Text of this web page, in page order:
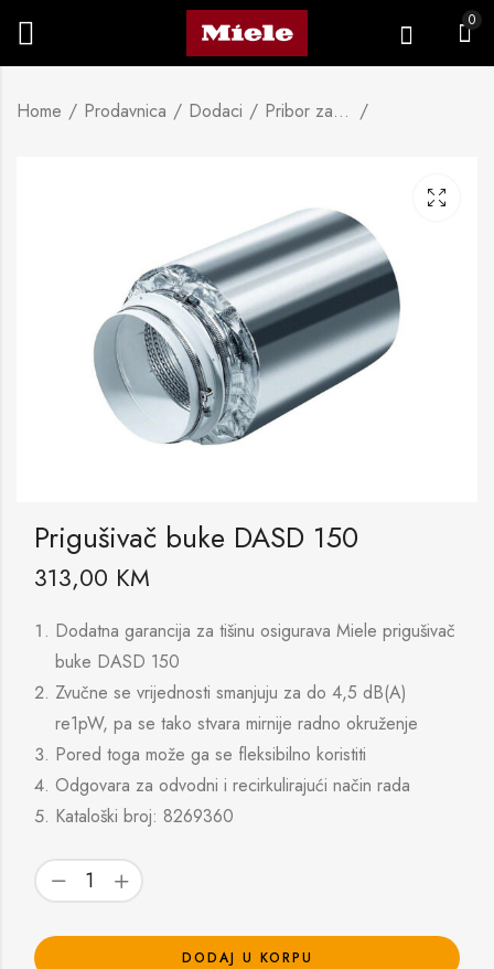
0
Home Prodavnica Dodaci Pribor za kuhinjske nape
Prigušivač buke DASD 150
313,00 KM
Dodatna garancija za tišinu osigurava Miele prigušivač
buke DASD 150
Zvučne se vrijednosti smanjuju za do 4,5 dB(A)
re1pW, pa se tako stvara mirnije radno okruženje
Pored toga može ga se fleksibilno koristiti
Odgovara za odvodni i recirkulirajući način rada
Kataloški broj: 8269360
DODAJ U KORPU